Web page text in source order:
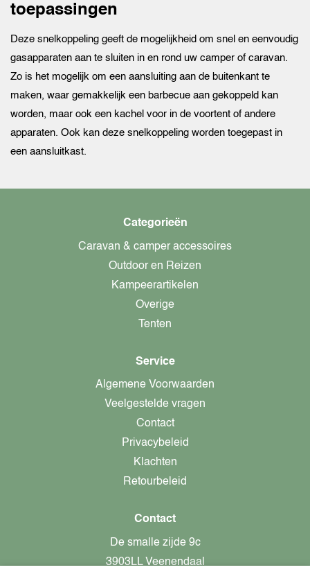
toepassingen
Deze snelkoppeling geeft de mogelijkheid om snel en eenvoudig
gasapparaten aan te sluiten in en rond uw camper of caravan.
Zo is het mogelijk om een aansluiting aan de buitenkant te
maken, waar gemakkelijk een barbecue aan gekoppeld kan
worden, maar ook een kachel voor in de voortent of andere
apparaten. Ook kan deze snelkoppeling worden toegepast in
een aansluitkast.
Categorieën
Caravan & camper accessoires
Outdoor en Reizen
Kampeerartikelen
Overige
Tenten
Service
Algemene Voorwaarden
Veelgestelde vragen
Contact
Privacybeleid
Klachten
Retourbeleid
Contact
De smalle zijde 9c
3903LL Veenendaal